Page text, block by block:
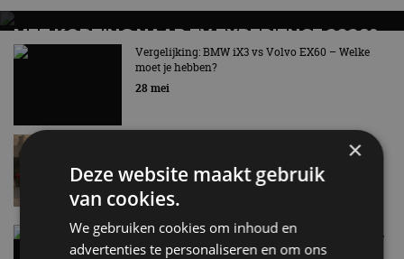
MET KORTING NAAR EV EXPERIENCE 2026?
AUTORAI REGELT HET!
EV Experience 2026 van 24 tot 26 september
Vergelijking: BMW iX3 vs Volvo EX60 – Welke
moet je hebben?
28 mei
Lamborghini Revuelto eert 60 jaar Miura met
6 aug
Carbon fibre op je laadkabel: nergens voor nodig,
en precies daarom geweldig
×
Deze website maakt gebruik
van cookies.
We gebruiken cookies om inhoud en
advertenties te personaliseren en om ons